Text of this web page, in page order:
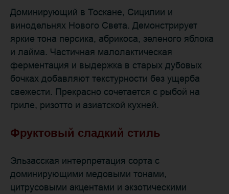
Доминирующий в Тоскане, Сицилии и
винодельнях Нового Света. Демонстрирует
яркие тона персика, абрикоса, зеленого яблока
и лайма. Частичная малолактическая
ферментация и выдержка в старых дубовых
бочках добавляют текстурности без ущерба
свежести. Прекрасно сочетается с рыбой на
гриле, ризотто и азиатской кухней.
Фруктовый сладкий стиль
Эльзасская интерпретация сорта с
доминирующими медовыми тонами,
цитрусовыми акцентами и экзотическими